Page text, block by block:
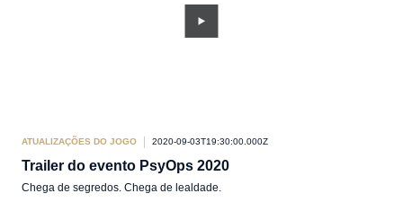
ATUALIZAÇÕES DO JOGO 2020-09-03T19:30:00.000Z
Trailer do evento PsyOps 2020
Chega de segredos. Chega de lealdade.